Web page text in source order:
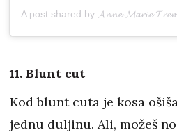
11. Blunt cut
Kod blunt cuta je kosa
jednu duljinu. Ali, možeš